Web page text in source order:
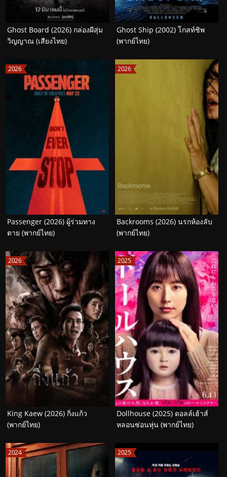
Ghost Board (2026) กล่องผีสุ่ม
วิญญาณ (เสียงไทย)
Ghost Ship (2002) โกสท์ชิพ
(พากย์ไทย)
2026
Passenger (2026) ผู้ร่วมทาง
ตาย (พากย์ไทย)
2026
Backrooms (2026) นรกห้องลับ
(พากย์ไทย)
2026
King Kaew (2026) กิ่งแก้ว
(พากย์ไทย)
2025
Dollhouse (2025) ดอลล์เฮ้าส์
หลอนซ่อนหุ่น (พากย์ไทย)
2024 2025